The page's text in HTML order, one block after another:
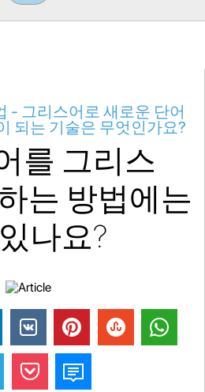
- 그리스어로 새로운 단어
되는 기술은 무엇인가요?
를 그리스
는 방법에는
나요?